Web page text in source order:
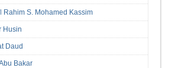
Rahim S. Mohamed Kassim
Husin
Daud
Bakar